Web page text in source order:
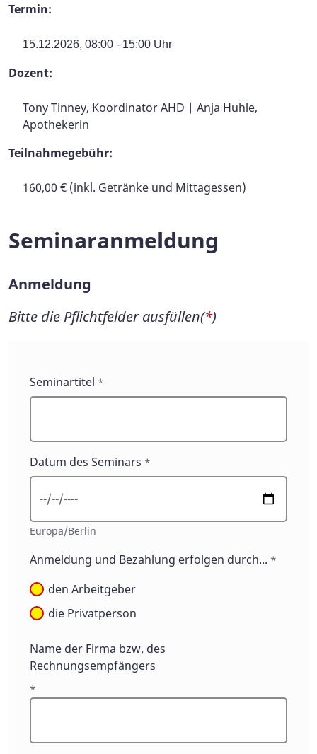
Termin:
15.12.2026, 08:00 - 15:00 Uhr
Dozent:
Tony Tinney, Koordinator AHD | Anja Huhle,
Apothekerin
Teilnahmegebühr:
160,00 € (inkl. Getränke und Mittagessen)
Seminaranmeldung
Anmeldung
Bitte die Pflichtfelder ausfüllen(*)
Anmeldung
Seminartitel *
Datum des Seminars *
Europa/Berlin
Anmeldung und Bezahlung erfolgen durch... *
den Arbeitgeber
die Privatperson
Name der Firma bzw. des
Rechnungsempfängers
*